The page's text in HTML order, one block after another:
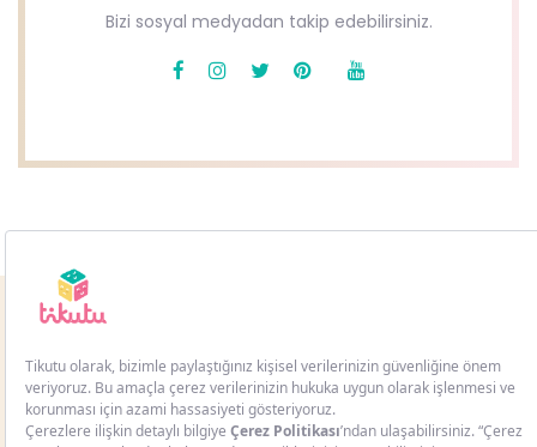
Bizi sosyal medyadan takip edebilirsiniz.
Copyright © 2021TİKUTU.All Rights Reserved. Design by
BMSPROJE